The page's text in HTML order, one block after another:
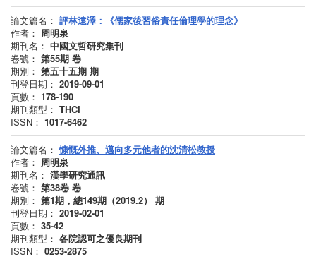
論文篇名： 評林遠澤：《儒家後習俗責任倫理學的理念》
作者： 周明泉
期刊名： 中國文哲研究集刊
卷號： 第55期 卷
期別： 第五十五期 期
刊登日期： 2019-09-01
頁數： 178-190
期刊類型： THCI
ISSN： 1017-6462
論文篇名：慷慨外推、邁向多元他者的沈清松教授
作者： 周明泉
期刊名： 漢學研究通訊
卷號： 第38卷 卷
期別： 第1期，總149期（2019.2）
期
刊登日期： 2019-02-01
頁數： 35-42
期刊類型： 各院認可之優良期刊
ISSN： 0253-2875